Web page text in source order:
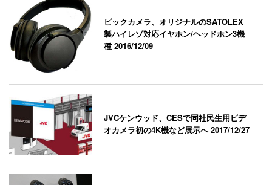
ビックカメラ、オリジナルのSATOLEX
製ハイレゾ対応イヤホン/ヘッドホン3機
種2016/12/09
JVCケンウッド、CESで同社民生用ビデ
オカメラ初の4K機など展示へ2017/12/27